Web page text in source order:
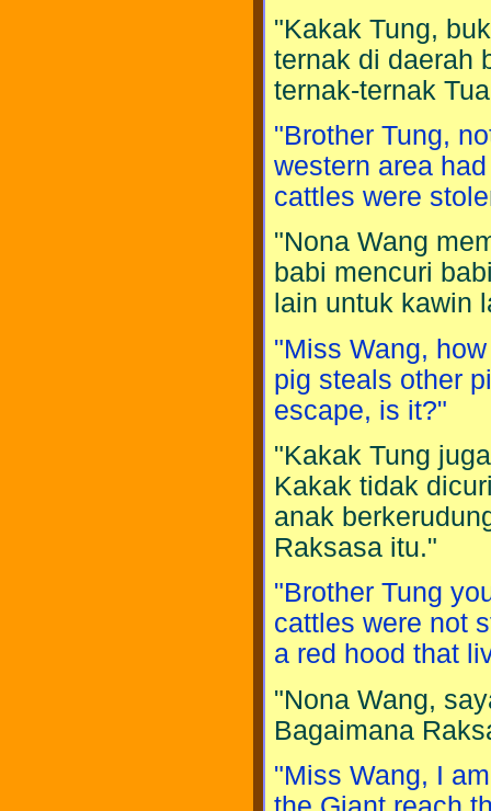
"Kakak Tung,
ternak di daerah
ternak-ternak
"Brother Tung,
western area
cattles were
"Nona Wang
babi mencuri
lain untuk kawin
"Miss Wang,
pig steals other
escape, is it?"
"Kakak Tung
Kakak tidak
anak
Raksasa itu."
"Brother Tung
cattles were not
a red hood that
"Nona Wang,
Bagaimana
"Miss Wang, I